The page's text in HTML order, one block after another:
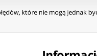
które nie mogą jednak